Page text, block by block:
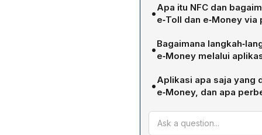
•Apa itu NFC dan
e‑Toll dan e‑Money via
NFC (Near Field
memungkinkan dua
sangat dekat, biasanya
dilengkapi NFC dapat
ditempelkan di belakang
langsung dan berjarak
memerlukan perantara
•Bagaimana
e‑Money melalui
1. Buka aplikasi
utama, kemudian pilih
yang akan di‑top‑up. 4.
atau “Bayar”, lalu tinjau
diinginkan, misalnya
•Aplikasi apa saja yang
e‑Money, dan apa
Berbagai aplikasi
Bank Mandiri, Shopee,